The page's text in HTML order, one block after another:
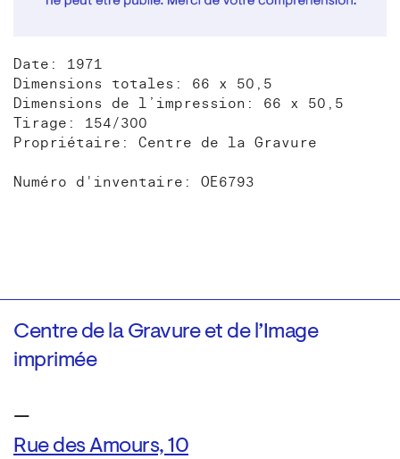
Date: 1971
Dimensions totales: 66 x 50,5
Dimensions de l’impression: 66 x 50,5
Tirage: 154/300
Propriétaire: Centre de la Gravure
Numéro d'inventaire: OE6793
Centre de la Gravure et de l’Image
imprimée
—
Rue des Amours, 10